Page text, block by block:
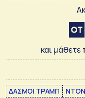
και μάθετε
ΔΑΣΜΟΙ ΤΡΑΜΠ